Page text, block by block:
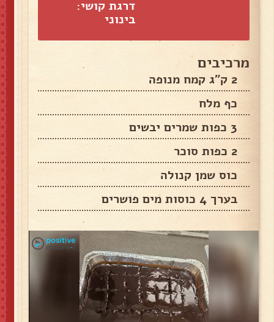
דרגת קושי:
בינוני
מרכיבים
2 ק"ג קמח מנופה
כף מלח
3 כפות שמרים יבשים
2 כפות סוכר
כוס שמן קנולה
בערך 4 כוסות מים פושרים